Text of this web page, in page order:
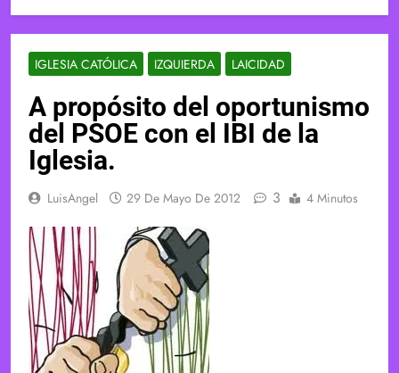
IGLESIA CATÓLICA IZQUIERDA LAICIDAD
A propósito del oportunismo
del PSOE con el IBI de la
Iglesia.
LuisAngel 29 De Mayo De 2012 3 4 Minutos